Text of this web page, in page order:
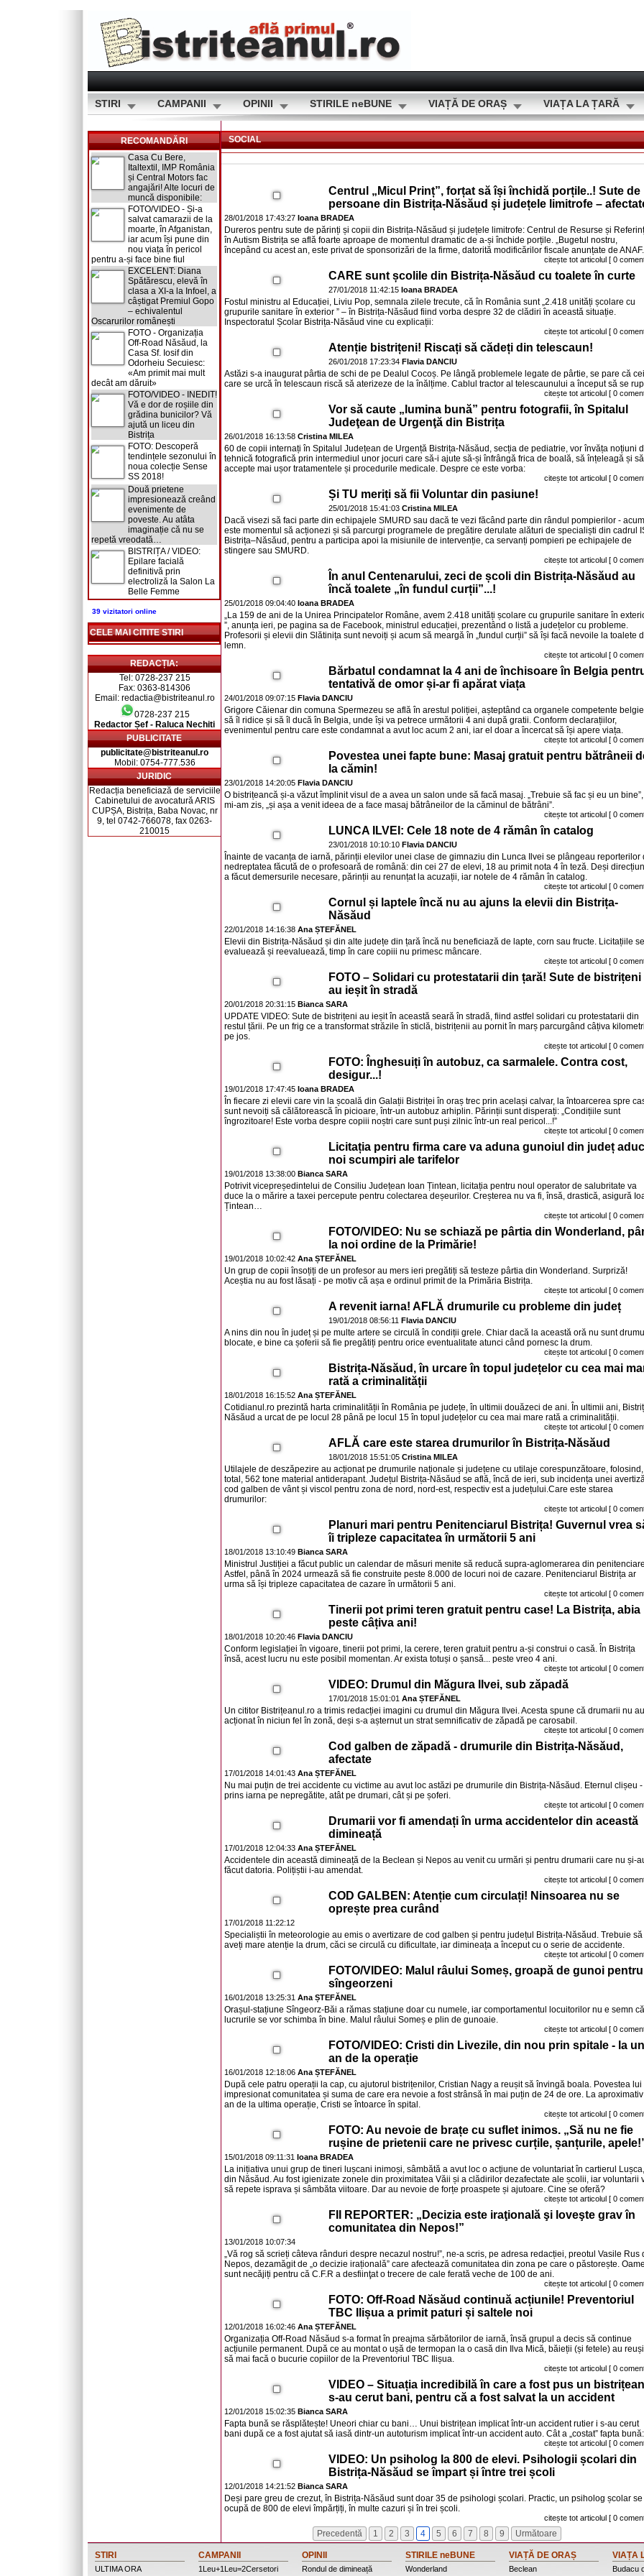
STIRI CAMPANII OPINII STIRILE neBUNE VIAȚĂ DE ORAȘ VIAȚA LA ȚARĂ
RECOMANDĂRI
Casa Cu Bere,
Italtextil, IMP România
și Central Motors fac
angajări! Alte locuri de
muncă disponibile:
FOTO/VIDEO - Și-a
salvat camarazii de la
moarte, în Afganistan,
iar acum își pune din
nou viața în pericol
pentru a-și face bine fiul
EXCELENT: Diana
Spătărescu, elevă în
clasa a XI-a la Infoel, a
câștigat Premiul Gopo
– echivalentul
Oscarurilor românești
FOTO - Organizația
Off-Road Năsăud, la
Casa Sf. Iosif din
Odorheiu Secuiesc:
«Am primit mai mult
decât am dăruit»
FOTO/VIDEO - INEDIT!
Vă e dor de roșiile din
grădina bunicilor? Vă
ajută un liceu din
Bistrița
FOTO: Descoperă
tendințele sezonului în
noua colecție Sense
SS 2018!
Două prietene
impresionează creând
evenimente de
poveste. Au atâta
imaginație că nu se
repetă vreodată…
BISTRIȚA / VIDEO:
Epilare facială
definitivă prin
electroliză la Salon La
Belle Femme
39 vizitatori online
CELE MAI CITITE STIRI
REDACȚIA:
Tel: 0728-237 215
Fax: 0363-814306
Email: redactia@bistriteanul.ro
0728-237 215
Redactor Șef - Raluca Nechiti
PUBLICITATE
publicitate@bistriteanul.ro
Mobil: 0754-777.536
JURIDIC
Redacția beneficiază de serviciile
Cabinetului de avocatură ARIS
CUPȘA, Bistrița, Baba Novac, nr
9, tel 0742-766078, fax 0263-
210015
SOCIAL
Centrul „Micul Prinț”, forțat să își închidă porțile..! Sute de
persoane din Bistrița-Năsăud și județele limitrofe –
28/01/2018 17:43:27 Ioana BRADEA
Dureros pentru sute de părinți și copii din Bistrița-Năsăud și județele limitrofe: Centrul de Resurse și
în Autism Bistrița se află foarte aproape de momentul dramatic de a-și închide porțile. „Bugetul nostru,
începând cu acest an, este privat de sponsorizări de la firme, datorită modificărilor fiscale anunțate de
citește tot articolul [ 0
CARE sunt școlile din Bistrița-Năsăud cu toalete în curte
27/01/2018 11:42:15 Ioana BRADEA
Fostul ministru al Educației, Liviu Pop, semnala zilele trecute, că în România sunt „2.418 unități școlare cu
grupurile sanitare în exterior ” – în Bistrița-Năsăud fiind vorba despre 32 de clădiri în această situație.
Inspectoratul Școlar Bistrița-Năsăud vine cu explicații:
citește tot articolul [ 0
Atenție bistrițeni! Riscați să cădeți din telescaun!
26/01/2018 17:23:34 Flavia DANCIU
Astăzi s-a inaugurat pârtia de schi de pe Dealul Cocoș. Pe lângă problemele legate de pârtie, se pare că cei
care se urcă în telescaun riscă să aterizeze de la înălțime. Cablul tractor al telescaunului a început să se
citește tot articolul [ 0
Vor să caute „lumina bună” pentru fotografii, în Spitalul
Judeţean de Urgenţă din Bistrița
26/01/2018 16:13:58 Cristina MILEA
60 de copii internați în Spitalul Județean de Urgență Bistrița-Năsăud, secția de pediatrie, vor învăța noțiuni
tehnică fotografică prin intermediul unor jocuri care să-i ajute să-și înfrângă frica de boală, să înțeleagă și să
accepte mai ușor tratamentele și procedurile medicale. Despre ce este vorba:
citește tot articolul [ 0
Și TU meriți să fii Voluntar din pasiune!
25/01/2018 15:41:03 Cristina MILEA
Dacă visezi să faci parte din echipajele SMURD sau dacă te vezi făcând parte din rândul pompierilor - acum
este momentul să acționezi și să parcurgi programele de pregătire derulate alături de specialiști din cadrul
Bistrița–Năsăud, pentru a participa apoi la misiunile de intervenție, ca servanți pompieri pe echipajele de
stingere sau SMURD.
citește tot articolul [ 0
În anul Centenarului, zeci de școli din Bistrița-Năsăud au
încă toalete „în fundul curții”...!
25/01/2018 09:04:40 Ioana BRADEA
„La 159 de ani de la Unirea Principatelor Române, avem 2.418 unități școlare cu grupurile sanitare în
”, anunța ieri, pe pagina sa de Facebook, ministrul educației, prezentând o listă a județelor cu probleme.
Profesorii și elevii din Slătinița sunt nevoiți și acum să meargă în „fundul curții” să își facă nevoile la toalete
lemn.
citește tot articolul [ 0
Bărbatul condamnat la 4 ani de închisoare în Belgia
tentativă de omor și-ar fi apărat viața
24/01/2018 09:07:15 Flavia DANCIU
Grigore Căienar din comuna Spermezeu se află în arestul poliției, așteptând ca organele competente
să îl ridice și să îl ducă în Belgia, unde își va petrece următorii 4 ani după gratii. Conform declarațiilor,
evenimentul pentru care este condamnat a avut loc acum 2 ani, iar el doar a încercat să își apere viața.
citește tot articolul [ 0
Povestea unei fapte bune: Masaj gratuit pentru bătrâneii
la cămin!
23/01/2018 14:20:05 Flavia DANCIU
O bistrițeancă și-a văzut împlinit visul de a avea un salon unde să facă masaj. „Trebuie să fac și eu un bine”,
mi-am zis, „și așa a venit ideea de a face masaj bătrâneilor de la căminul de bătrâni”.
citește tot articolul [ 0
LUNCA ILVEI: Cele 18 note de 4 rămân în catalog
23/01/2018 10:10:10 Flavia DANCIU
Înainte de vacanța de iarnă, părinții elevilor unei clase de gimnaziu din Lunca Ilvei se plângeau reporterilor
nedreptatea făcută de o profesoară de română: din cei 27 de elevi, 18 au primit nota 4 în teză. Deși
a făcut demersurile necesare, părinții au renunțat la acuzații, iar notele de 4 rămân în catalog.
citește tot articolul [ 0
Cornul și laptele încă nu au ajuns la elevii din Bistrița-
Năsăud
22/01/2018 14:16:38 Ana ȘTEFĂNEL
Elevii din Bistrița-Năsăud și din alte județe din țară încă nu beneficiază de lapte, corn sau fructe. Licitațiile se
evaluează și reevaluează, timp în care copiii nu primesc mâncare.
citește tot articolul [ 0
FOTO – Solidari cu protestatarii din țară! Sute de bistrițeni
au ieșit în stradă
20/01/2018 20:31:15 Bianca SARA
UPDATE VIDEO: Sute de bistrițeni au ieșit în această seară în stradă, fiind astfel solidari cu protestatarii din
restul țării. Pe un frig ce a transformat străzile în sticlă, bistrițenii au pornit în marș parcurgând câțiva kilometri
pe jos.
citește tot articolul [ 0
FOTO: Înghesuiți în autobuz, ca sarmalele. Contra cost,
desigur...!
19/01/2018 17:47:45 Ioana BRADEA
În fiecare zi elevii care vin la școală din Galații Bistriței în oraș trec prin același calvar, la întoarcerea spre
sunt nevoiți să călătorească în picioare, într-un autobuz arhiplin. Părinții sunt disperați: „Condițiile sunt
îngrozitoare! Este vorba despre copiii noștri care sunt puși zilnic într-un real pericol...!”
citește tot articolul [ 0
Licitația pentru firma care va aduna gunoiul din județ
noi scumpiri ale tarifelor
19/01/2018 13:38:00 Bianca SARA
Potrivit vicepreședintelui de Consiliu Județean Ioan Țintean, licitația pentru noul operator de salubritate va
duce la o mărire a taxei percepute pentru colectarea deșeurilor. Creșterea nu va fi, însă, drastică, asigură
Țintean…
citește tot articolul [ 0
FOTO/VIDEO: Nu se schiază pe pârtia din Wonderland,
la noi ordine de la Primărie!
19/01/2018 10:02:42 Ana ȘTEFĂNEL
Un grup de copii însoțiți de un profesor au mers ieri pregătiți să testeze pârtia din Wonderland. Surpriză!
Aceștia nu au fost lăsați - pe motiv că așa e ordinul primit de la Primăria Bistrița.
citește tot articolul [ 0
A revenit iarna! AFLĂ drumurile cu probleme din județ
19/01/2018 08:56:11 Flavia DANCIU
A nins din nou în județ și pe multe artere se circulă în condiții grele. Chiar dacă la această oră nu sunt
blocate, e bine ca șoferii să fie pregătiți pentru orice eventualitate atunci când pornesc la drum.
citește tot articolul [ 0
Bistrița-Năsăud, în urcare în topul județelor cu cea mai
rată a criminalității
18/01/2018 16:15:52 Ana ȘTEFĂNEL
Cotidianul.ro prezintă harta criminalității în România pe județe, în ultimii douăzeci de ani. În ultimii ani,
Năsăud a urcat de pe locul 28 până pe locul 15 în topul județelor cu cea mai mare rată a criminalității.
citește tot articolul [ 0
AFLĂ care este starea drumurilor în Bistrița-Năsăud
18/01/2018 15:51:05 Cristina MILEA
Utilajele de deszăpezire au acționat pe drumurile naționale și județene cu utilaje corespunzătoare,
total, 562 tone material antiderapant. Județul Bistrița-Năsăud se află, încă de ieri, sub incidența unei
cod galben de vânt și viscol pentru zona de nord, nord-est, respectiv est a județului.Care este starea
drumurilor:
citește tot articolul [ 0
Planuri mari pentru Penitenciarul Bistrița! Guvernul vrea
îi tripleze capacitatea în următorii 5 ani
18/01/2018 13:10:49 Bianca SARA
Ministrul Justiției a făcut public un calendar de măsuri menite să reducă supra-aglomerarea din
Astfel, până în 2024 urmează să fie construite peste 8.000 de locuri noi de cazare. Penitenciarul Bistrița ar
urma să își tripleze capacitatea de cazare în următorii 5 ani.
citește tot articolul [ 0
Tinerii pot primi teren gratuit pentru case! La Bistrița, abia
peste câțiva ani!
18/01/2018 10:20:46 Flavia DANCIU
Conform legislației în vigoare, tinerii pot primi, la cerere, teren gratuit pentru a-și construi o casă. În Bistrița
însă, acest lucru nu este posibil momentan. Ar exista totuși o șansă... peste vreo 4 ani.
citește tot articolul [ 0
VIDEO: Drumul din Măgura Ilvei, sub zăpadă
17/01/2018 15:01:01 Ana ȘTEFĂNEL
Un cititor Bistrițeanul.ro a trimis redacției imagini cu drumul din Măgura Ilvei. Acesta spune că drumarii nu au
acționat în niciun fel în zonă, deși s-a așternut un strat semnificativ de zăpadă pe carosabil.
citește tot articolul [ 0
Cod galben de zăpadă - drumurile din Bistrița-Năsăud,
afectate
17/01/2018 14:01:43 Ana ȘTEFĂNEL
Nu mai puțin de trei accidente cu victime au avut loc astăzi pe drumurile din Bistrița-Năsăud. Eternul clișeu
prins iarna pe nepregătite, atât pe drumari, cât și pe șoferi.
citește tot articolul [ 0
Drumarii vor fi amendați în urma accidentelor din această
dimineață
17/01/2018 12:04:33 Ana ȘTEFĂNEL
Accidentele din această dimineață de la Beclean și Nepos au venit cu urmări și pentru drumarii care nu și-
făcut datoria. Polițiștii i-au amendat.
citește tot articolul [ 0
COD GALBEN: Atenție cum circulați! Ninsoarea nu se
oprește prea curând
17/01/2018 11:22:12
Specialiștii în meteorologie au emis o avertizare de cod galben și pentru județul Bistrița-Năsăud. Trebuie să
aveți mare atenție la drum, căci se circulă cu dificultate, iar dimineața a început cu o serie de accidente.
citește tot articolul [ 0
FOTO/VIDEO: Malul râului Someș, groapă de gunoi pentru
sîngeorzeni
16/01/2018 13:25:31 Ana ȘTEFĂNEL
Orașul-stațiune Sîngeorz-Băi a rămas stațiune doar cu numele, iar comportamentul locuitorilor nu e semn că
lucrurile se vor schimba în bine. Malul râului Someș e plin de gunoaie.
citește tot articolul [ 0
FOTO/VIDEO: Cristi din Livezile, din nou prin spitale - la un
an de la operație
16/01/2018 12:18:06 Ana ȘTEFĂNEL
După cele patru operații la cap, cu ajutorul bistrițenilor, Cristian Nagy a reușit să învingă boala. Povestea lui
impresionat comunitatea și suma de care era nevoie a fost strânsă în mai puțin de 24 de ore. La
an de la ultima operație, Cristi se întoarce în spital.
citește tot articolul [ 0
FOTO: Au nevoie de brațe cu suflet inimos. „Să nu ne fie
rușine de prietenii care ne privesc curțile, șanțurile,
15/01/2018 09:11:31 Ioana BRADEA
La inițiativa unui grup de tineri lușcani inimoși, sâmbătă a avut loc o acțiune de voluntariat în cartierul Lușca,
din Năsăud. Au fost igienizate zonele din proximitatea Văii și a clădirilor dezafectate ale școlii, iar voluntarii
să repete isprava și sâmbăta viitoare. Dar au nevoie de forțe proaspete și ajutoare. Cine se oferă?
citește tot articolul [ 0
FII REPORTER: „Decizia este iraţională şi loveşte grav în
comunitatea din Nepos!”
13/01/2018 10:07:34
„Vă rog să scrieți câteva rânduri despre necazul nostru!”, ne-a scris, pe adresa redacției, preotul Vasile Rus
Nepos, dezamăgit de „o decizie irațională” care afectează comunitatea din zona pe care o păstorește.
sunt necăjiți pentru că C.F.R a desfiinţat o trecere de cale ferată veche de 100 de ani.
citește tot articolul [ 0
FOTO: Off-Road Năsăud continuă acțiunile! Preventoriul
TBC Ilișua a primit paturi și saltele noi
12/01/2018 16:02:46 Ana ȘTEFĂNEL
Organizația Off-Road Năsăud s-a format în preajma sărbătorilor de iarnă, însă grupul a decis să continue
acțiunile permanent. După ce au montat o ușă de termopan la o casă din Ilva Mică, băieții (și fetele) au
să mai facă o bucurie copiilor de la Preventoriul TBC Ilișua.
citește tot articolul [ 0
VIDEO – Situația incredibilă în care a fost pus un bistrițean:
s-au cerut bani, pentru că a fost salvat la un accident
12/01/2018 15:02:35 Bianca SARA
Fapta bună se răsplătește! Uneori chiar cu bani… Unui bistrițean implicat într-un accident rutier i s-au cerut
bani după ce a fost ajutat să iasă dintr-un autoturism implicat într-un accident auto. Cât a „costat” fapta bună:
citește tot articolul [ 0
VIDEO: Un psiholog la 800 de elevi. Psihologii școlari din
Bistrița-Năsăud se împart și între trei școli
12/01/2018 14:21:52 Bianca SARA
Deși pare greu de crezut, în Bistrița-Năsăud sunt doar 35 de psihologi școlari. Practic, un psiholog școlar se
ocupă de 800 de elevi împărțiți, în multe cazuri și în trei școli.
citește tot articolul [ 0
Precedentă 1 2 3 4 5 6 7 8 9 Următoare
STIRI
ULTIMA ORA
CAMPANII
1Leu+1Leu=2Cersetori
OPINII
Rondul de dimineață
STIRILE neBUNE
Wonderland
VIAȚĂ DE ORAȘ
Beclean
VIAȚA
Budacu